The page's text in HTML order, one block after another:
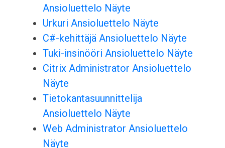
Ansioluettelo Näyte
Urkuri Ansioluettelo Näyte
C#-kehittäjä Ansioluettelo Näyte
Tuki-insinööri Ansioluettelo Näyte
Citrix Administrator Ansioluettelo
Näyte
Tietokantasuunnittelija
Ansioluettelo Näyte
Web Administrator Ansioluettelo
Näyte